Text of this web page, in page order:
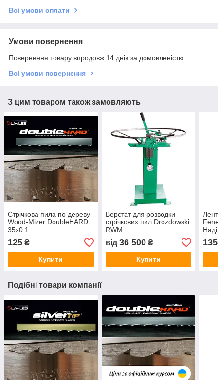
Всі умови оплати
Умови повернення
Повернення товару впродовж 14 днів за домовленістю
Всі умови повернення
З цим товаром також замовляють
Стрічкова пила по дереву
Wood-Mizer DoubleHARD
35х0.1
125 ₴
Купити
Верстат для розводки
стрічкових пил Drozdowski
RWM
від 36 500₴
Купити
135
Подібні товари компанії